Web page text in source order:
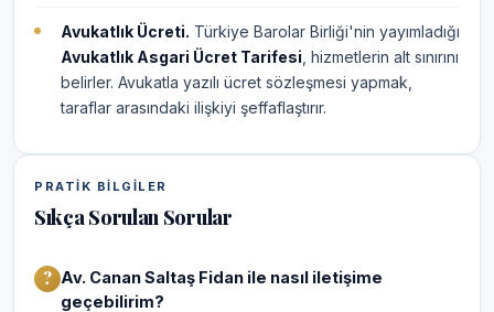
Avukatlık Ücreti. Türkiye Barolar Birliği'nin yayımladığı
Avukatlık Asgari Ücret Tarifesi , hizmetlerin alt sınırını
belirler. Avukatla yazılı ücret sözleşmesi yapmak,
taraflar arasındaki ilişkiyi şeffaflaştırır.
PRATIK BILGILER
Sıkça Sorulan Sorular
Av. Canan Saltaş Fidan ile nasıl iletişime
geçebilirim?